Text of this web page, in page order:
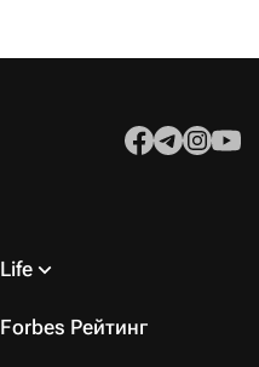
Life
Forbes Рейтинг